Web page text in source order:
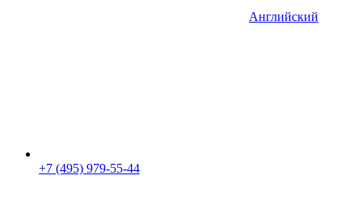
Английский
+7 (495) 979-55-44